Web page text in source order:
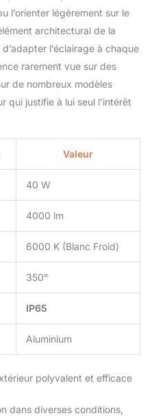
(Les lampes
ne peuvent pas
L'applique
intérieur 6000k
Froid vous offre
tout en étant
agréable
l’orienter légèrement sur le
architectural de la
l’éclairage à chaque
rarement vue sur des
de nombreux modèles
qui justifie à lui seul l’intérêt
Valeur
40 W
4000 lm
6000 K (Blanc Froid)
350°
IP65
Aluminium
polyvalent et efficace
dans diverses conditions,